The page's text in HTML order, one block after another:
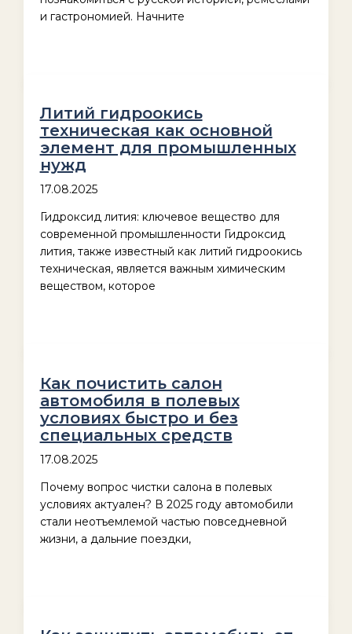
и гастрономией. Начните
Литий гидроокись
техническая как основной
элемент для промышленных
нужд
17.08.2025
Гидроксид лития: ключевое вещество для
современной промышленности Гидроксид
лития, также известный как литий гидроокись
техническая, является важным химическим
веществом, которое
Как почистить салон
автомобиля в полевых
условиях быстро и без
специальных средств
17.08.2025
Почему вопрос чистки салона в полевых
условиях актуален? В 2025 году автомобили
стали неотъемлемой частью повседневной
жизни, а дальние поездки,